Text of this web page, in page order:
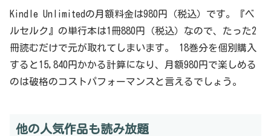
Kindle Unlimitedの月額料金は980円（税込）です。『ベ
ルセルク』の単行本は1冊880円（税込）なので、たった2
冊読むだけで元が取れてしまいます。 18巻分を個別購入
すると15,840円かかる計算になり、月額980円で楽しめる
のは破格のコストパフォーマンスと言えるでしょう。
他の人気作品も読み放題